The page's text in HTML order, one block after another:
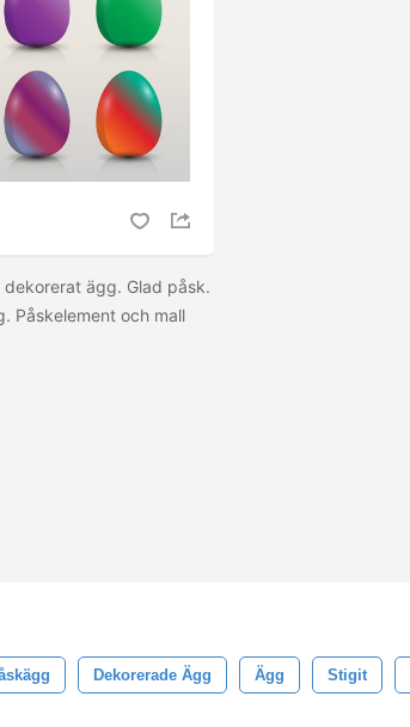
ägg. Glad påsk.
Påskelement och mall
Dekorerade Ägg Ägg Stigit